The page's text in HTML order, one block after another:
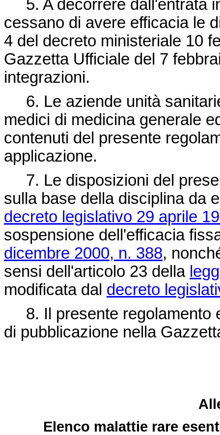
5. A decorrere dall'entrata
cessano di avere efficacia le
4 del decreto ministeriale 10
Gazzetta Ufficiale del 7
integrazioni.
6. Le aziende unità
medici di medicina generale
contenuti del presente
applicazione.
7. Le disposizioni del
sulla base della disciplina da
decreto legislativo 29 aprile
sospensione dell'efficacia
dicembre 2000, n. 388,
sensi dell'articolo 23 della
modificata dal decreto
8. Il presente regolamento
di pubblicazione nella
Elenco malattie rare